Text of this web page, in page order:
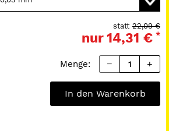
22,09 €
statt
nur14,31 € *
Menge:
In den Warenkorb